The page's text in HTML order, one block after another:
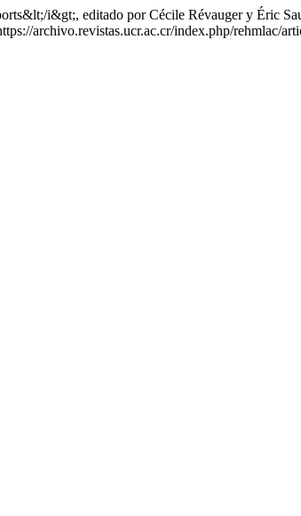
i&gt;, editado por Cécile Révauger y Éric
archivo.revistas.ucr.ac.cr/index.php/rehmlac/